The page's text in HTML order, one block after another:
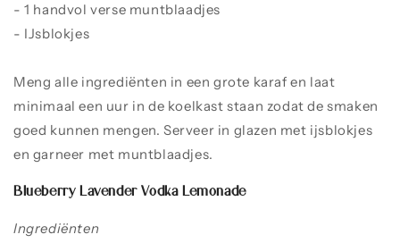
- 1 handvol verse muntblaadjes
- IJsblokjes
Meng alle ingrediënten in een grote karaf en laat
minimaal een uur in de koelkast staan zodat de smaken
goed kunnen mengen. Serveer in glazen met ijsblokjes
en garneer met muntblaadjes.
Blueberry Lavender Vodka Lemonade
Ingrediënten